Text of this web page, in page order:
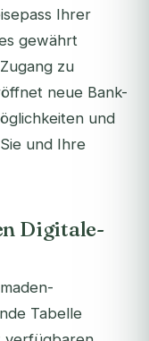
Ihrer
gewährt
zu
neue Bank-
und
und Ihre
Digitale-
Tabelle